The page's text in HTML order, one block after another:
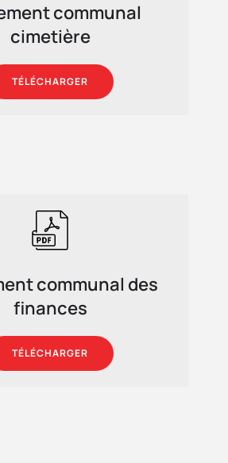
communal
cimetière
TÉLÉCHARGER
communal des
finances
TÉLÉCHARGER